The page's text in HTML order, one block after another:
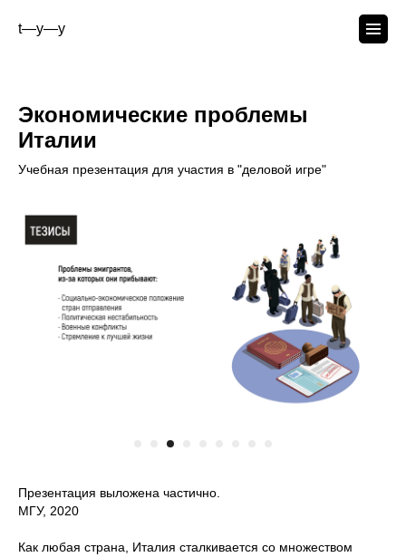
t—y—y
Экономические проблемы
Италии
Учебная презентация для участия в "деловой игре"
Презентация выложена частично.
МГУ, 2020
Как любая страна, Италия сталкивается со множеством